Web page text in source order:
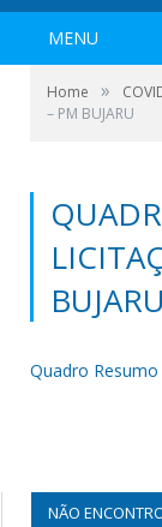
MENU
Home »
– PM BUJARU
BUJARU
Quadro Resumo
NÃO